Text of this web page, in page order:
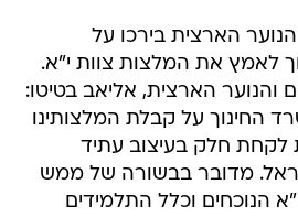
הארצית בירכו על
לאמץ את המלצות צוות י"א.
והנוער הארצית, אליאב בטיטו:
החינוך על קבלת המלצותינו
לקחת חלק בעיצוב עתיד
מדובר בבשורה של ממש
הנוכחים וכלל התלמידים